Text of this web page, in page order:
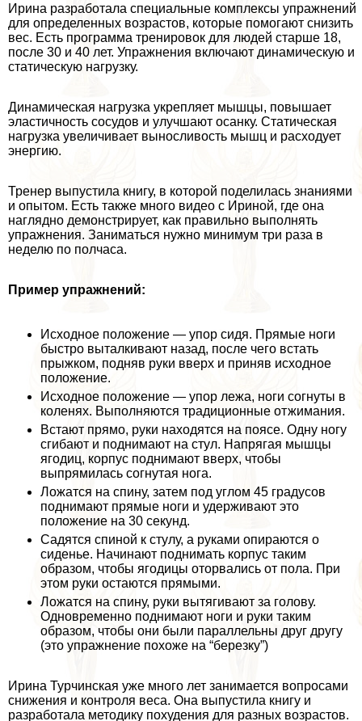
Ирина разработала специальные комплексы упражнений
для определенных возрастов, которые помогают снизить
вес. Есть программа тренировок для людей старше 18,
после 30 и 40 лет. Упражнения включают динамическую и
статическую нагрузку.
Динамическая нагрузка укрепляет мышцы, повышает
эластичность сосудов и улучшают осанку. Статическая
нагрузка увеличивает выносливость мышц и расходует
энергию.
Тренер выпустила книгу, в которой поделилась знаниями
и опытом. Есть также много видео с Ириной, где она
наглядно демонстрирует, как правильно выполнять
упражнения. Заниматься нужно минимум три раза в
неделю по полчаса.
Пример упражнений:
Исходное положение — упор сидя. Прямые ноги
быстро выталкивают назад, после чего встать
прыжком, подняв руки вверх и приняв исходное
положение.
Исходное положение — упор лежа, ноги согнуты в
коленях. Выполняются традиционные отжимания.
Встают прямо, руки находятся на поясе. Одну ногу
сгибают и поднимают на стул. Напрягая мышцы
ягoдиц, корпус поднимают вверх, чтобы
выпрямилась согнутая нога.
Ложатся на спину, затем под углом 45 градусов
поднимают прямые ноги и удерживают это
положение на 30 секунд.
Садятся спиной к стулу, а руками опираются о
сиденье. Начинают поднимать корпус таким
образом, чтобы ягoдицы оторвались от пола. При
этом руки остаются прямыми.
Ложатся на спину, руки вытягивают за голову.
Одновременно поднимают ноги и руки таким
образом, чтобы они были параллельны друг другу
(это упражнение похоже на “березку”)
Ирина Турчинская уже много лет занимается вопросами
снижения и контроля веса. Она выпустила книгу и
разработала методику похудения для разных возрастов.